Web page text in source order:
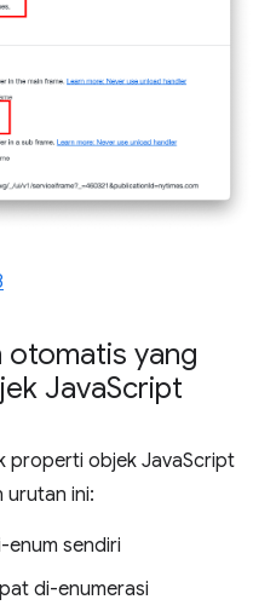
otomatis yang
JavaScript
properti objek JavaScript
urutan ini:
sendiri
di-enumerasi